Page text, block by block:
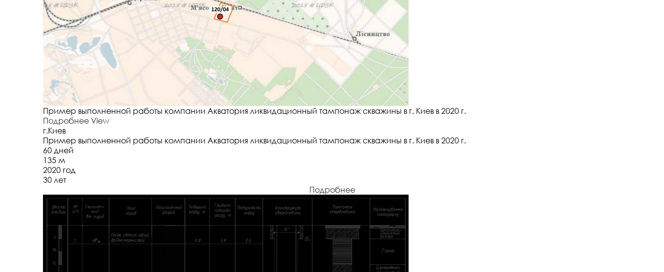
Пример выполненной работы компании Акватория ликвидационный тампонаж скважины в г. Киев в 2020 г.
Подробнее View
г.Киев
Пример выполненной работы компании Акватория ликвидационный тампонаж скважины в г. Киев в 2020 г.
60 дней
135 м
2020 год
30 лет
Подробнее